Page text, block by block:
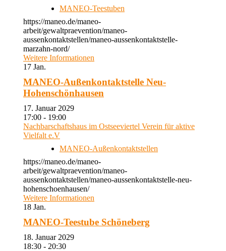
MANEO-Teestuben
https://maneo.de/maneo-
arbeit/gewaltpraevention/maneo-
aussenkontaktstellen/maneo-aussenkontaktstelle-
marzahn-nord/
Weitere Informationen
17 Jan.
MANEO-Außenkontaktstelle Neu-
Hohenschönhausen
17. Januar 2029
17:00 - 19:00
Nachbarschaftshaus im Ostseeviertel Verein für aktive
Vielfalt e.V
MANEO-Außenkontaktstellen
https://maneo.de/maneo-
arbeit/gewaltpraevention/maneo-
aussenkontaktstellen/maneo-aussenkontaktstelle-neu-
hohenschoenhausen/
Weitere Informationen
18 Jan.
MANEO-Teestube Schöneberg
18. Januar 2029
18:30 - 20:30